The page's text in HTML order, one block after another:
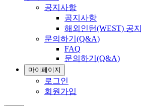
공지사항
공지사항
해외인턴(WEST) 공
문의하기(Q&A)
FAQ
문의하기(Q&A)
마이페이지
로그인
회원가입